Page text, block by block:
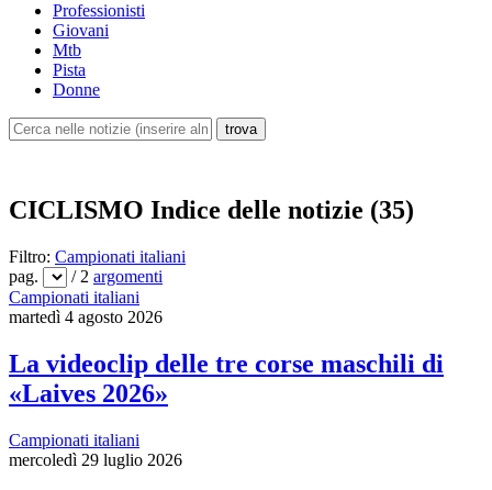
Professionisti
Giovani
Mtb
Pista
Donne
CICLISMO Indice delle notizie (35)
Filtro: Campionati italiani
pag.
/ 2 argomenti
Campionati italiani
martedì 4 agosto 2026
La videoclip delle tre corse maschili di
«Laives 2026»
Campionati italiani
mercoledì 29 luglio 2026